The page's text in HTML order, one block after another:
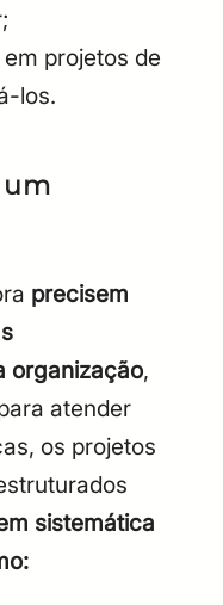
projetos de
los.
um
precisem
organização,
atender
os projetos
sistemática